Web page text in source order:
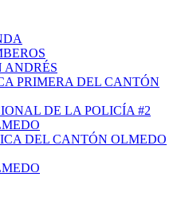
ANDRÉS
PRIMERA DEL CANTÓN
DE LA POLICÍA #2
DEL CANTÓN OLMEDO